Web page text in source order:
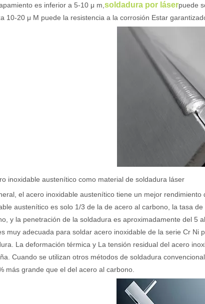
a una audiencia internacional manteniendo el tono
es inferior a 5-10 μ m, soldadura por láserpuede
10-20 μ M puede la resistencia a la corrosión Estar
inoxidable austenítico como material de soldadura láser
el acero inoxidable austenítico tiene un mejor
austenítico es solo 1/3 de la de acero al carbono, la tasa
y la penetración de la soldadura es aproximadamente del 5
muy adecuada para soldar acero inoxidable de la serie Cr Ni
La deformación térmica y La tensión residual del acero
Cuando se utilizan otros métodos de soldadura
más grande que el del acero al carbono.